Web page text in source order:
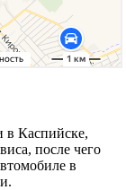
в Каспийске,
после чего
в